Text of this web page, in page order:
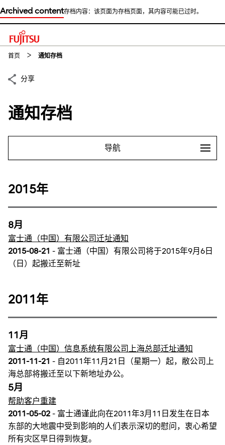
Archived content存档内容：该页面为存档页面，其内容可能已过时。
This is a skip link click here to skip to main contents
首页 通知存档
分享
通知存档
导航
2015年
8月
富士通（中国）有限公司迁址通知
2015-08-21 - 富士通（中国）有限公司将于2015年9月6日
（日）起搬迁至新址
2011年
11月
富士通（中国）信息系统有限公司上海总部迁址通知
2011-11-21 - 自2011年11月21日（星期一）起，敝公司上
海总部将搬迁至以下新地址办公。
5月
帮助客户重建
2011-05-02 - 富士通谨此向在2011年3月11日发生在日本
东部的大地震中受到影响的人们表示深切的慰问，衷心希望
所有灾区早日得到恢复。